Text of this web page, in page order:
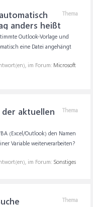
Thema
anders heißt
Outlook-Vorlage und
eine Datei angehängt
im Forum: Microsoft
Thema
der aktuellen
(Excel/Outlook) den Namen
Variable weiterverarbeiten?
im Forum: Sonstiges
Thema